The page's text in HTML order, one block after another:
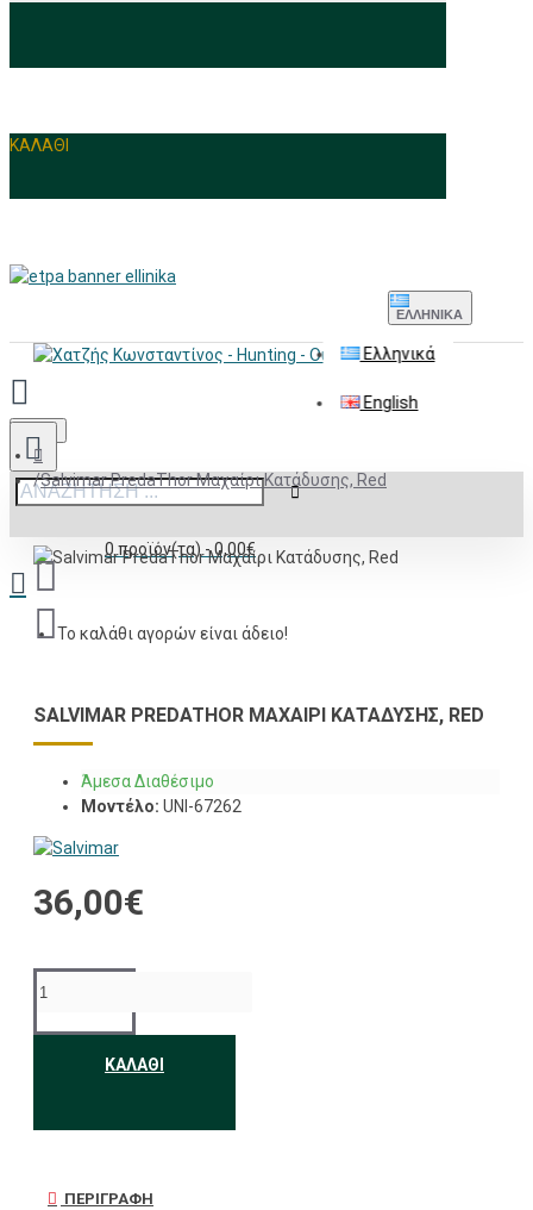
ΚΑΛΑΘΙ
ΕΛΛΗΝΙΚΆ
Ελληνικά
English
Menu
0 προϊόν(τα) - 0,00€
Το καλάθι αγορών είναι άδειο!
Salvimar PredaThor Μαχαίρι Κατάδυσης, Red
SALVIMAR PREDATHOR ΜΑΧΑΊΡΙ ΚΑΤΆΔΥΣΗΣ, RED
Άμεσα Διαθέσιμο
Μοντέλο: UNI-67262
36,00€
ΚΑΛΆΘΙ
ΠΕΡΙΓΡΑΦΉ